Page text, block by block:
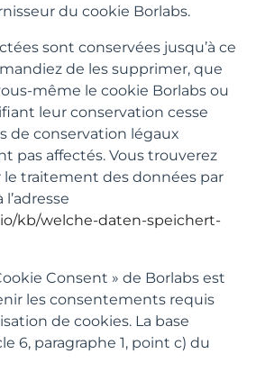
du cookie Borlabs.
sont conservées jusqu’à ce
de les supprimer, que
même le cookie Borlabs ou
leur conservation cesse
de conservation légaux
pas affectés. Vous trouverez
le traitement des données par
kb/welche-daten-speichert-
Consent » de Borlabs est
les consentements requis
de cookies. La base
6, paragraphe 1, point c) du